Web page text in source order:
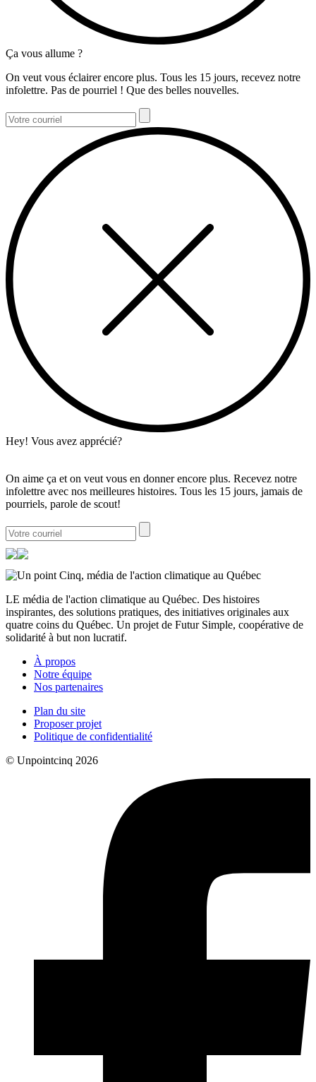
Ça vous allume ?
On veut vous éclairer encore plus. Tous les 15 jours, recevez notre
infolettre. Pas de pourriel ! Que des belles nouvelles.
Hey! Vous avez apprécié?
On aime ça et on veut vous en donner encore plus. Recevez notre
infolettre avec nos meilleures histoires. Tous les 15 jours, jamais de
pourriels, parole de scout!
LE média de l'action climatique au Québec. Des histoires
inspirantes, des solutions pratiques, des initiatives originales aux
quatre coins du Québec. Un projet de Futur Simple, coopérative de
solidarité à but non lucratif.
À propos
Notre équipe
Nos partenaires
Plan du site
Proposer projet
Politique de confidentialité
© Unpointcinq 2026